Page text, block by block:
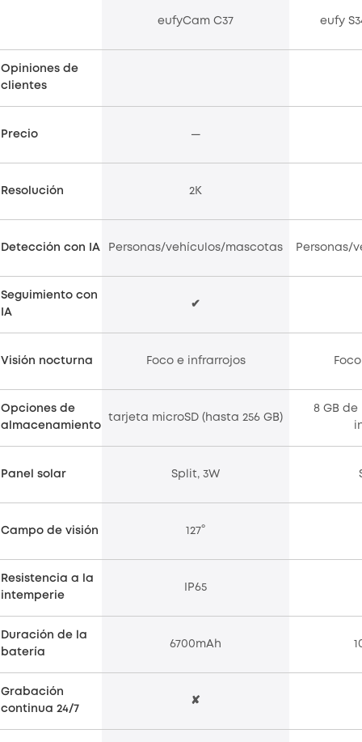
eufyCam C37 eufy
Opiniones de
clientes
Precio —
Resolución 2K
Detección con IA Personas/vehículos/mascotas Personas/
Seguimiento con
IA
✔
Visión nocturna Foco e infrarrojos
Opciones de
almacenamiento
tarjeta microSD (hasta 256 GB)
8 GB de
Panel solar Split, 3W
Campo de visión 127°
Resistencia a la
intemperie
IP65
Duración de la
batería
6700mAh
Grabación
continua 24/7
✘